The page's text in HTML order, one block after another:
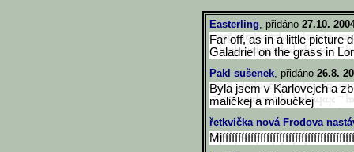
Easterling, přidáno 27.10.
Far off, as in a little picture
Galadriel on the grass in
Pakl sušenek, přidáno 26.8.
Byla jsem v Karlovejch a
maličkej a miloučkej
řetkvička nová Frodova
Miíííííííííííííííííííííííííííí